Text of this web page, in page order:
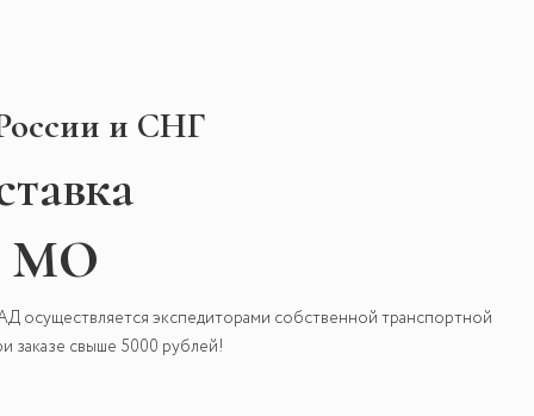
и СНГ
МО
осуществляется экспедиторами собственной транспортной
заказе свыше 5000 рублей!